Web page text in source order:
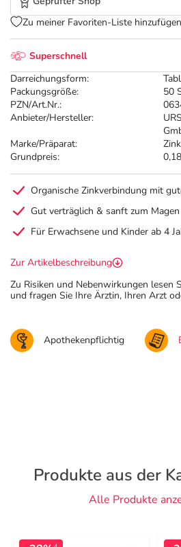
Superschnell
Darreichungsform:
Packungsgröße:
50
PZN/Art.Nr.:
Anbieter/Hersteller:
Marke/Präparat:
Grundpreis:
Zu meiner Favoriten-Liste hinzufügen
Organische Zinkverbindung mit
Gut verträglich & sanft zum Magen
Für Erwachsene und Kinder ab 4
Zur Artikelbeschreibung
Zu Risiken und Nebenwirkungen lesen
und fragen Sie Ihre Ärztin, Ihren Arzt
Apothekenpflichtig
Produkte aus der
Alle Produkte